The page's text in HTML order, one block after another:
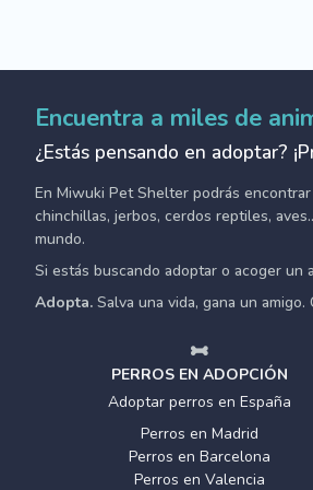
Encuentra a miles de
¿Estás pensando en adoptar?
En Miwuki Pet Shelter podrás
chinchillas, jerbos, cerdos reptiles,
mundo.
Si estás buscando adoptar o acoger un
Adopta. Salva una vida, gana un
PERROS EN ADOPCIÓN
Adoptar perros en España
Perros en Madrid
Perros en Barcelona
Perros en Valencia